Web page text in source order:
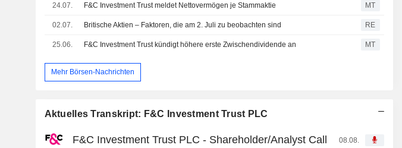
24.07. F&C Investment Trust meldet Nettovermögen je Stammaktie MT
02.07. Britische Aktien – Faktoren, die am 2. Juli zu beobachten sind RE
25.06. F&C Investment Trust kündigt höhere erste Zwischendividende an MT
Mehr Börsen-Nachrichten
Aktuelles Transkript: F&C Investment Trust PLC
F&C Investment Trust PLC - Shareholder/Analyst Call 08.08.